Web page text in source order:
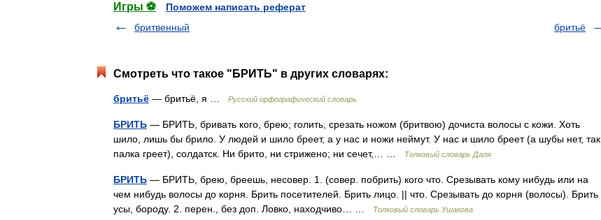
Игры ⚽
Поможем написать реферат
бритвенный
бритьё
Смотреть что такое "БРИТЬ" в других словарях:
бритьё — бритьё, я … Русский орфографический словарь
БРИТЬ — БРИТЬ, бривать кого, брею; голить, срезать ножом (бритвою) дочиста волосы с кожи. Хоть
шило, лишь бы брило. У людей и шило бреет, а у нас и ножи неймут. У нас и шило бреет (а шубы нет, так
палка греет), солдатск. Ни брито, ни стрижено; ни сечет,… …
Толковый словарь Даля
БРИТЬ — БРИТЬ, брею, бреешь, несовер. 1. (совер. побрить) кого что. Срезывать кому нибудь или на
чем нибудь волосы до корня. Брить посетителей. Брить лицо. || что. Срезывать до корня (волосы). Брить
усы, бороду. 2. перен., без доп. Ловко, находчиво… …
Толковый словарь Ушакова